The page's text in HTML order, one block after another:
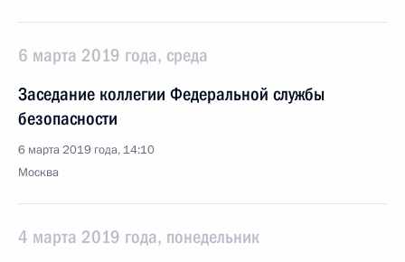
6 марта 2019 года, среда
Заседание коллегии Федеральной службы
безопасности
6 марта 2019 года, 14:10
Москва
4 марта 2019 года, понедельник